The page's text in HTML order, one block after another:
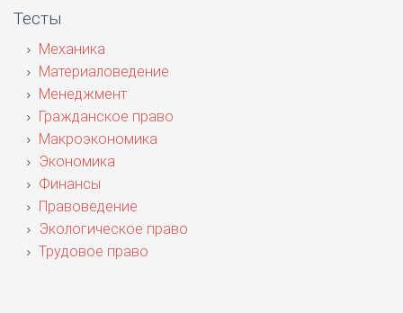
Тесты
Механика
Материаловедение
Менеджмент
Гражданское право
Макроэкономика
Экономика
Финансы
Правоведение
Экологическое право
Трудовое право